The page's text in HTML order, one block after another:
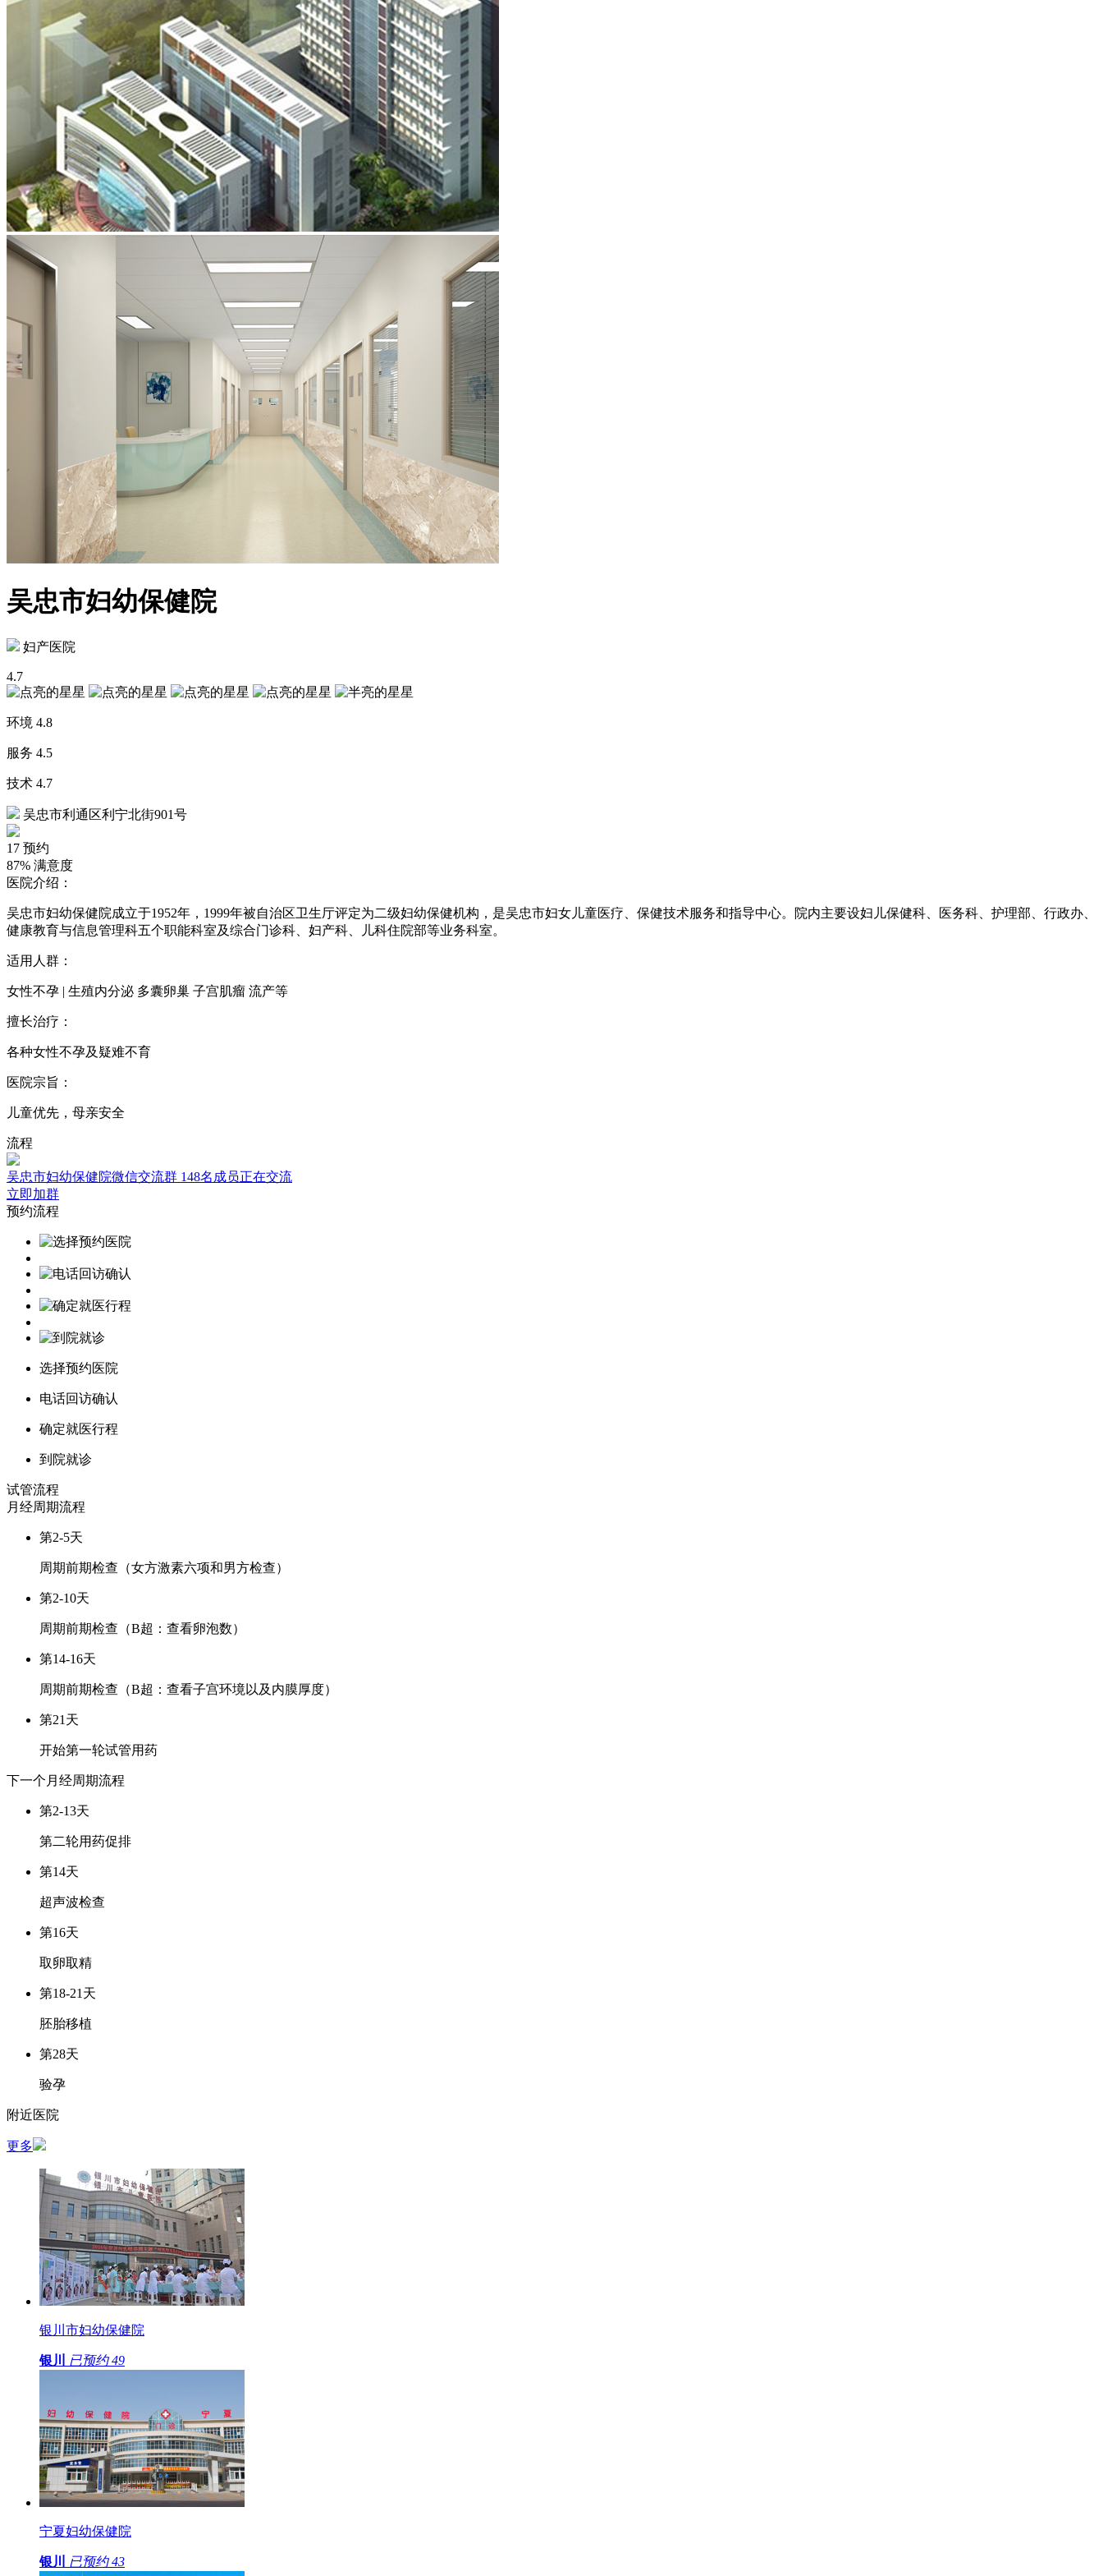
吴忠市妇幼保健院
妇产医院
4.7
环境 4.8
服务 4.5
技术 4.7
吴忠市利通区利宁北街901号
17 预约
87% 满意度
医院介绍：
吴忠市妇幼保健院成立于1952年，1999年被自治区卫生厅评定为二级妇幼保健机构，是吴忠市妇女儿童医疗、保健技术服务和指导中心。院内主要设妇儿保健科、医务科、护理部、行政办、
健康教育与信息管理科五个职能科室及综合门诊科、妇产科、儿科住院部等业务科室。
适用人群：
女性不孕 | 生殖内分泌 多囊卵巢 子宫肌瘤 流产等
擅长治疗：
各种女性不孕及疑难不育
医院宗旨：
儿童优先，母亲安全
流程
吴忠市妇幼保健院微信交流群 148名成员正在交流
立即加群
预约流程
选择预约医院
电话回访确认
确定就医行程
到院就诊
试管流程
月经周期流程
第2-5天
周期前期检查（女方激素六项和男方检查）
第2-10天
周期前期检查（B超：查看卵泡数）
第14-16天
周期前期检查（B超：查看子宫环境以及内膜厚度）
第21天
开始第一轮试管用药
下一个月经周期流程
第2-13天
第二轮用药促排
第14天
超声波检查
第16天
取卵取精
第18-21天
胚胎移植
第28天
验孕
附近医院
更多
银川市妇幼保健院
银川 已预约 49
宁夏妇幼保健院
银川 已预约 43